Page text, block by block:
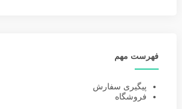
فهرست مهم
پیگیری سفارش
فروشگاه